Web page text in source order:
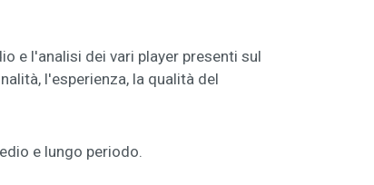
e l'analisi dei vari player presenti sul
l'esperienza, la qualità del
e lungo periodo.